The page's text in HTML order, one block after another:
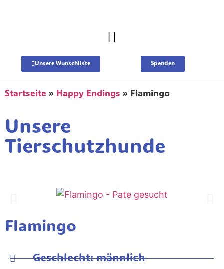
Unsere Wunschliste Spenden
Startseite » Happy Endings » Flamingo
Unsere
Tierschutzhunde
Flamingo
Geschlecht: männlich